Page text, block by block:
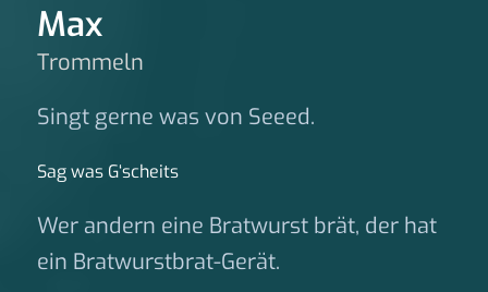
Max
Trommeln
Singt gerne was von Seeed.
Sag was G‘scheits
Wer andern eine Bratwurst brät, der hat
ein Bratwurstbrat-Gerät.